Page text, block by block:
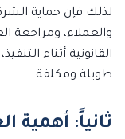
لذلك فإن حماية
والعملاء، ومراجعة
القانونية أثناء
طويلة ومكلفة.
ثانياً: أهمية